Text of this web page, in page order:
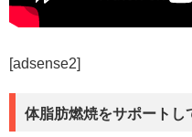
[adsense2]
体脂肪燃焼をサポートし